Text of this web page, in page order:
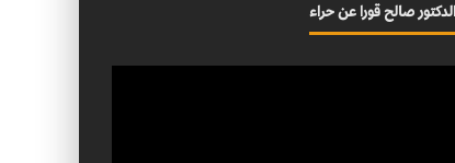
صالح قورا عن حراء